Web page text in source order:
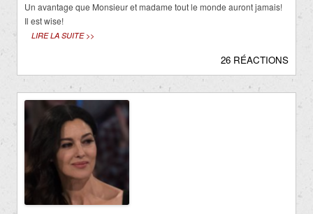
Un avantage que Monsieur et madame tout le monde auront jamais!
Il est wise!
LIRE LA SUITE >>
26 RÉACTIONS